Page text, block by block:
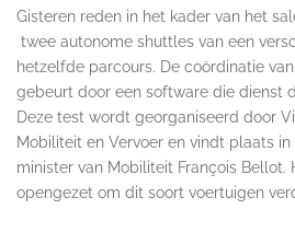
Gisteren reden in het kader van het
twee autonome shuttles van een
hetzelfde parcours. De coördinatie
gebeurt door een software die dienst
Deze test wordt georganiseerd door
Mobiliteit en Vervoer en vindt plaats
minister van Mobiliteit François
opengezet om dit soort voertuigen